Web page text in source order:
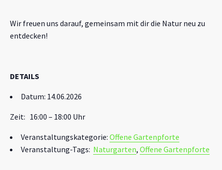
Wir freuen uns darauf, gemeinsam mit dir die Natur neu zu
entdecken!
DETAILS
Datum: 14.06.2026
Zeit: 16:00 – 18:00 Uhr
Veranstaltungskategorie: Offene Gartenpforte
Veranstaltung-Tags: Naturgarten, Offene Gartenpforte